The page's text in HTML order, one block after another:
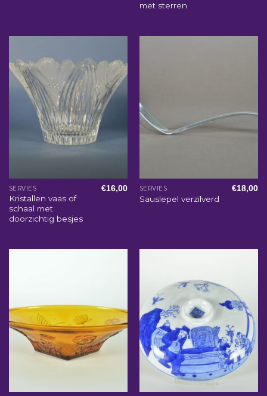
met sterren
SERVIES
Kristallen vaas of
schaal met
doorzichtig besjes
€16,00 SERVIES
Sauslepel verzilverd
€18,00